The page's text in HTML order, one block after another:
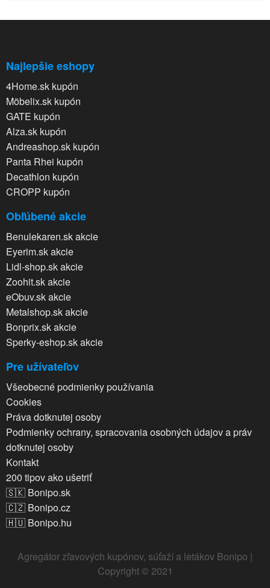
Najlepšie eshopy
4Home.sk kupón
Möbelix.sk kupón
GATE kupón
Alza.sk kupón
Andreashop.sk kupón
Panta Rhei kupón
Decathlon kupón
CROPP kupón
Obľúbené akcie
Benulekaren.sk akcie
Eyerim.sk akcie
Lidl-shop.sk akcie
Zoohit.sk akcie
eObuv.sk akcie
Metalshop.sk akcie
Bonprix.sk akcie
Sperky-eshop.sk akcie
Pre užívateľov
Všeobecné podmienky používania
Cookies
Práva dotknutej osoby
Podmienky ochrany, spracovania osobných údajov a práv
dotknutej osoby
Kontakt
200 tipov ako ušetriť
🇸🇰 Bonipo.sk
🇨🇿 Bonipo.cz
🇭🇺 Bonipo.hu
Agregátor zľavových kupónov, súťaží a letákov Bonipo |
Copyright © 2021